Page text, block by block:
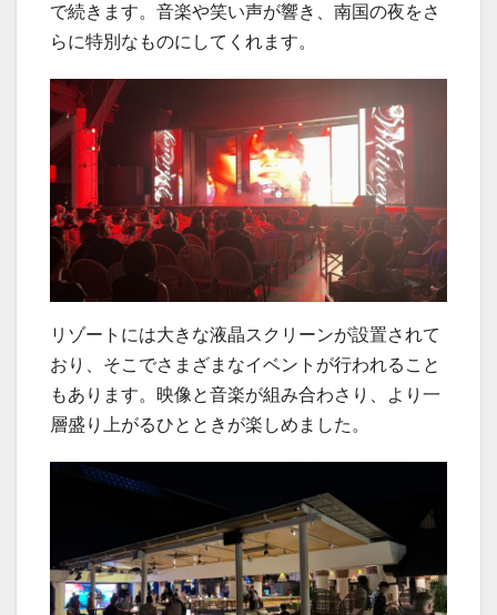
で続きます。音楽や笑い声が響き、南国の夜をさ
らに特別なものにしてくれます。
リゾートには大きな液晶スクリーンが設置されて
おり、そこでさまざまなイベントが行われること
もあります。映像と音楽が組み合わさり、より一
層盛り上がるひとときが楽しめました。